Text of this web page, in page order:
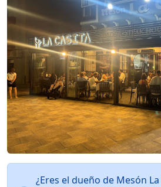
¿Eres el dueño de Mesón